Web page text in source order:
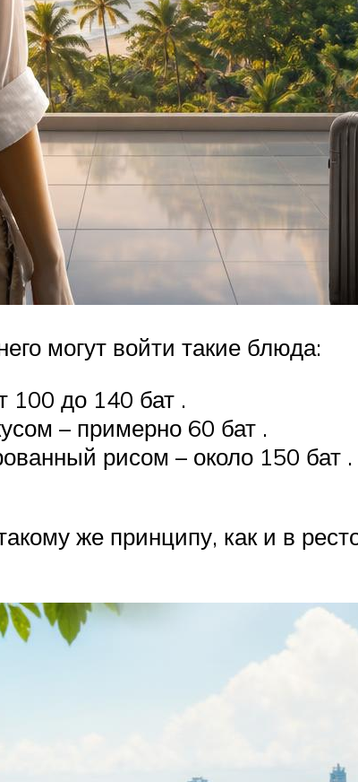
могут войти такие блюда:
100 до 140 бат .
– примерно 60 бат .
рисом – около 150 бат .
же принципу, как и в